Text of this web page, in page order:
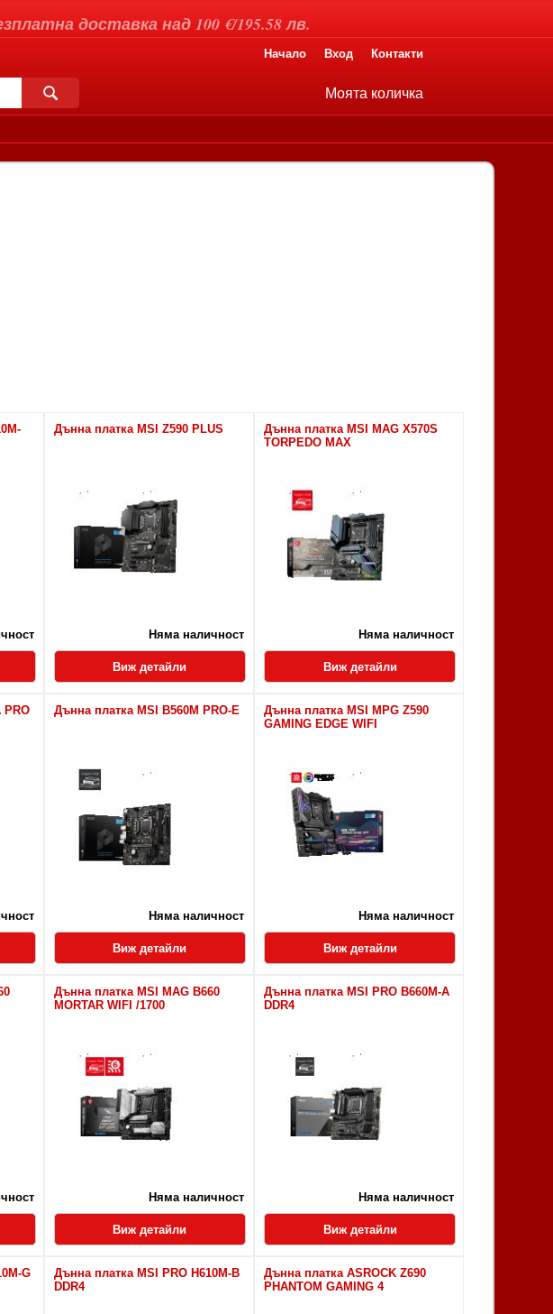
Начало Вход Контакти
Моята количка
Дънна платка MSI Z590 PLUS
Няма наличност
Виж детайли
Дънна платка MSI MAG X570S
TORPEDO MAX
Няма наличност
Виж детайли
PRO Дънна платка MSI B560M PRO-E
Няма наличност
Виж детайли
Дънна платка MSI MPG Z590
GAMING EDGE WIFI
Няма наличност
Виж детайли
Дънна платка MSI MAG B660
MORTAR WIFI /1700
Няма наличност
Виж детайли
Дънна платка MSI PRO B660M-A
DDR4
Няма наличност
Виж детайли
G
Дънна платка MSI PRO H610M-B
DDR4
Дънна платка ASROCK Z690
PHANTOM GAMING 4
доставка над 100 €/195.58 лв.